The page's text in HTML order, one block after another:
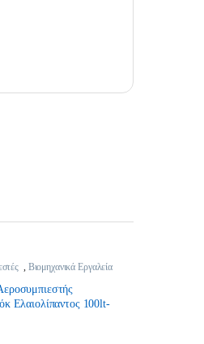
, Βιομηχανικά Εργαλεία
Ελαιολίπαντος 100lt-